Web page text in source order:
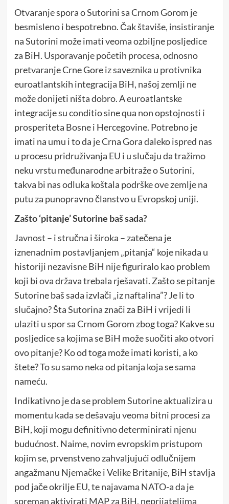
Otvaranje spora o Sutorini sa Crnom Gorom je
besmisleno i bespotrebno. Čak štaviše, insistiranje
na Sutorini može imati veoma ozbiljne posljedice
za BiH. Usporavanje početih procesa, odnosno
pretvaranje Crne Gore iz saveznika u protivnika
euroatlantskih integracija BiH, našoj zemlji ne
može donijeti ništa dobro. A euroatlantske
integracije su conditio sine qua non opstojnosti i
prosperiteta Bosne i Hercegovine. Potrebno je
imati na umu i to da je Crna Gora daleko ispred nas
u procesu pridruživanja EU i u slučaju da tražimo
neku vrstu međunarodne arbitraže o Sutorini,
takva bi nas odluka koštala podrške ove zemlje na
putu za punopravno članstvo u Evropskoj uniji.
Zašto ‘pitanje’ Sutorine baš sada?
Javnost – i stručna i široka – zatečena je
iznenadnim postavljanjem „pitanja“ koje nikada u
historiji nezavisne BiH nije figuriralo kao problem
koji bi ova država trebala rješavati. Zašto se pitanje
Sutorine baš sada izvlači „iz naftalina”? Je li to
slučajno? Šta Sutorina znači za BiH i vrijedi li
ulaziti u spor sa Crnom Gorom zbog toga? Kakve su
posljedice sa kojima se BiH može suočiti ako otvori
ovo pitanje? Ko od toga može imati koristi, a ko
štete? To su samo neka od pitanja koja se sama
nameću.
Indikativno je da se problem Sutorine aktualizira u
momentu kada se dešavaju veoma bitni procesi za
BiH, koji mogu definitivno determinirati njenu
budućnost. Naime, novim evropskim pristupom
kojim se, prvenstveno zahvaljujući odlučnijem
angažmanu Njemačke i Velike Britanije, BiH stavlja
pod jače okrilje EU, te najavama NATO-a da je
spreman aktivirati MAP za BiH, neprijateljima